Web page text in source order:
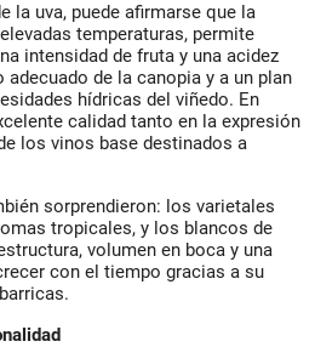
la uva, puede afirmarse que la
temperaturas, permite
intensidad de fruta y una acidez
de la canopia y a un plan
hídricas del viñedo. En
calidad tanto en la expresión
los vinos base destinados a
sorprendieron: los varietales
tropicales, y los blancos de
volumen en boca y una
con el tiempo gracias a su